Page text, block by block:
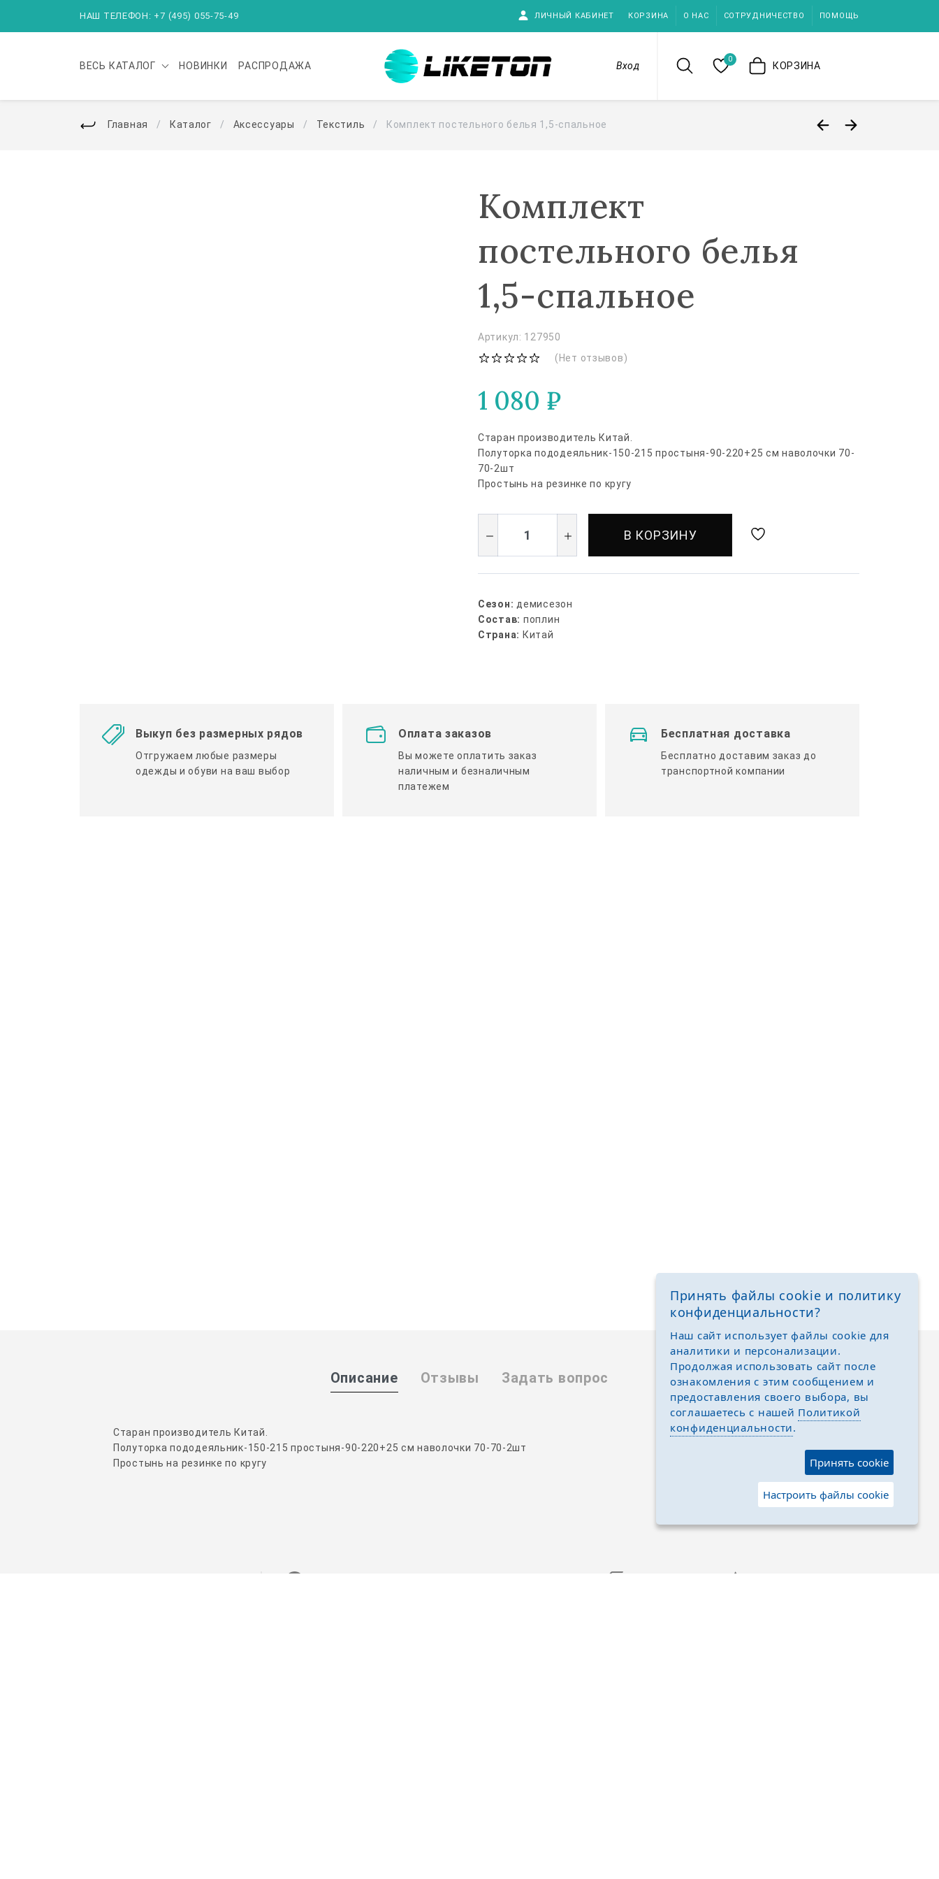
НАШ ТЕЛЕФОН: +7 (495) 055-75-49 ЛИЧНЫЙ КАБИНЕТ КОРЗИНА О НАС СОТРУДНИЧЕСТВО ПОМОЩЬ
ВЕСЬ КАТАЛОГ НОВИНКИ РАСПРОДАЖА Вход
0
КОРЗИНА
Главная Каталог Аксессуары Текстиль Комплект постельного белья 1,5-спальное
Комплект
постельного белья
1,5-спальное
Артикул: 127950
(Нет отзывов)
1 080 ₽
Старан производитель Китай.
Полуторка пододеяльник-150-215 простыня-90-220+25 см наволочки 70-
70-2шт
Простынь на резинке по кругу
В КОРЗИНУ
Сезон: демисезон
Состав: поплин
Страна: Китай
Выкуп без размерных рядов
Отгружаем любые размеры
одежды и обуви на ваш выбор
Оплата заказов
Вы можете оплатить заказ
наличным и безналичным
платежем
Бесплатная доставка
Бесплатно доставим заказ до
транспортной компании
Описание Отзывы Задать вопрос
Старан производитель Китай.
Полуторка пододеяльник-150-215 простыня-90-220+25 см наволочки 70-70-2шт
Простынь на резинке по кругу
Принять файлы cookie и политику
конфиденциальности?
Наш сайт использует файлы cookie для
аналитики и персонализации.
Продолжая использовать сайт после
ознакомления с этим сообщением и
предоставления своего выбора, вы
соглашаетесь с нашей Политикой
конфиденциальности.
Принять cookie
Настроить файлы cookie